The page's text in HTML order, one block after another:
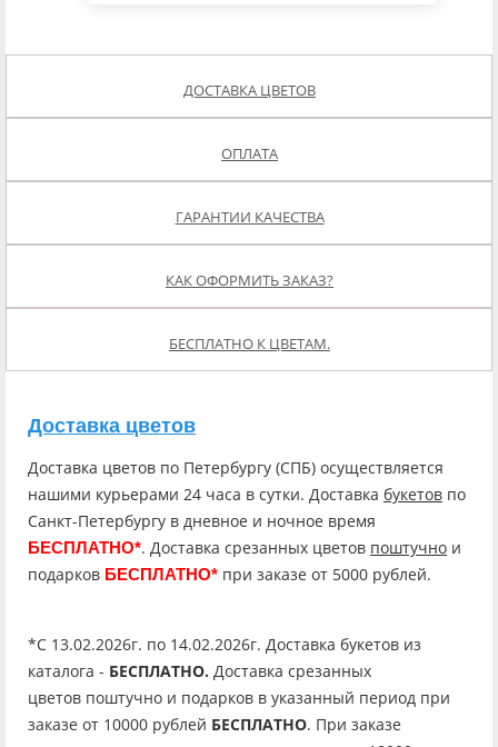
ДОСТАВКА ЦВЕТОВ
ОПЛАТА
ГАРАНТИИ КАЧЕСТВА
КАК ОФОРМИТЬ ЗАКАЗ?
БЕСПЛАТНО К ЦВЕТАМ.
Доставка цветов
Доставка цветов по Петербургу (СПБ) осуществляется
нашими курьерами 24 часа в сутки. Доставка букетов по
Санкт-Петербургу в дневное и ночное время
БЕСПЛАТНО*. Доставка срезанных цветов поштучно и
подарков БЕСПЛАТНО* при заказе от 5000 рублей.
*C 13.02.2026г. по 14.02.2026г. Доставка букетов из
каталога - БЕСПЛАТНО. Доставка срезанных
цветов поштучно и подарков в указанный период при
заказе от 10000 рублей БЕСПЛАТНО. При заказе